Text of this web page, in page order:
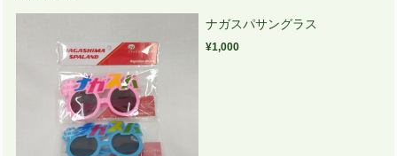
ナガスパサングラス
¥1,000